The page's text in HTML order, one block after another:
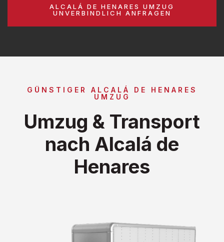
ALCALÁ DE HENARES UMZUG
UNVERBINDLICH ANFRAGEN
GÜNSTIGER ALCALÁ DE HENARES
UMZUG
Umzug & Transport
nach Alcalá de
Henares